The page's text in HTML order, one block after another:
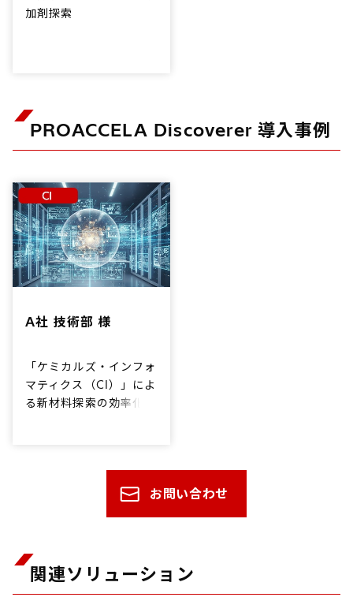
加剤探索
PROACCELA Discoverer 導入事例
A社 技術部 様
「ケミカルズ・インフォ
マティクス（CI）」によ
る新材料探索の効率化と
お問い合わせ
関連ソリューション